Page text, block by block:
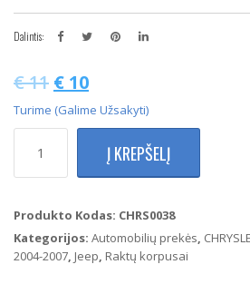
Dalintis:
€11 € 10
Turime (galime Užsakyti)
kiekis:
Sebring
Pacifica
Jeep
Į KREPŠELĮ
Produkto Kodas: CHRS0038
Kategorijos: Automobilių prekės,
2004-2007, Jeep, Raktų korpusai